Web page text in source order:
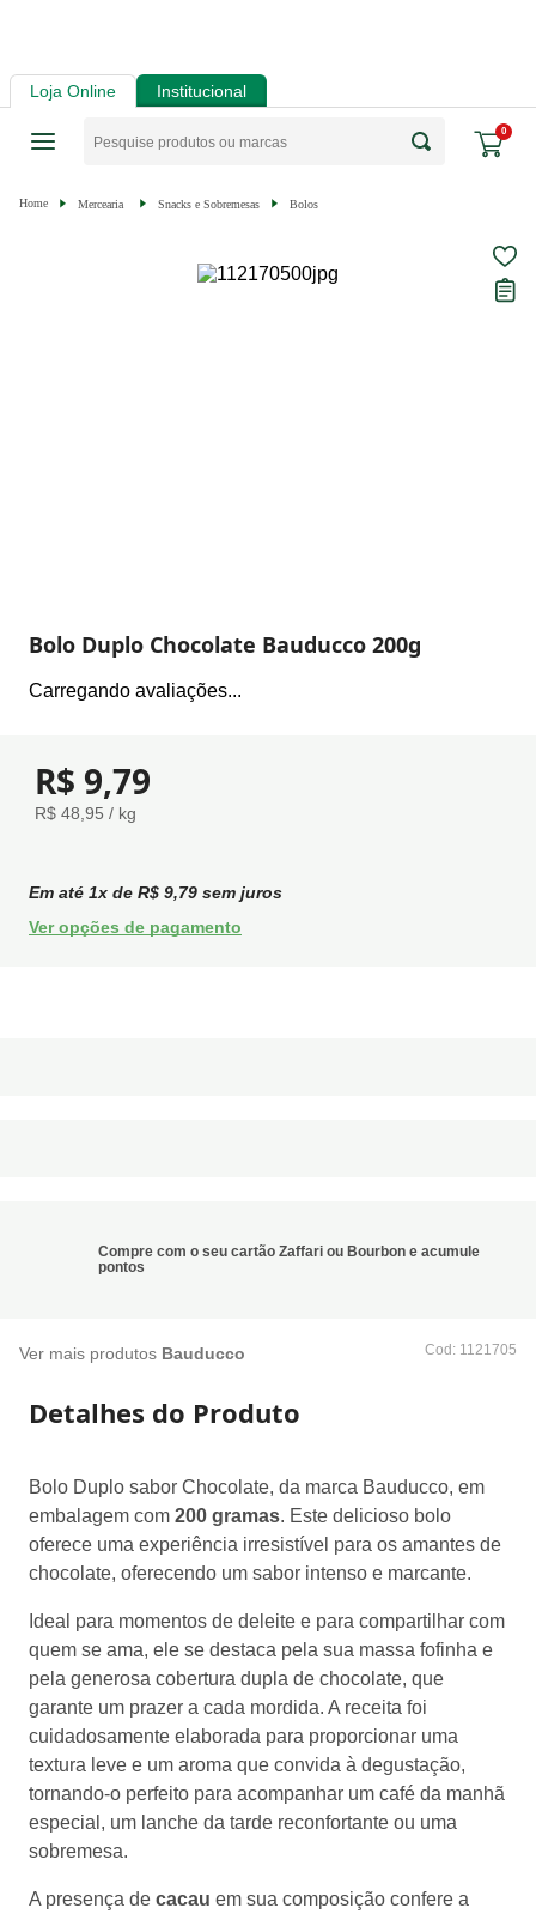
Loja Online Institucional
0
Mercearia Snacks e Sobremesas Bolos
Bolo Duplo Chocolate Bauducco 200g
Carregando avaliações...
R$ 9,79
R$ 48,95 / kg
Em até 1x de R$ 9,79 sem juros
Ver opções de pagamento
Compre com o seu cartão Zaffari ou Bourbon e acumule
pontos
Ver mais produtos Bauducco :1121705
Detalhes do Produto
Bolo Duplo sabor Chocolate, da marca Bauducco, em
embalagem com200 gramas. Este delicioso bolo oferece
uma experiência irresistível para os amantes de chocolate,
oferecendo um sabor intenso e marcante.
Ideal para momentos de deleite e para compartilhar com
quem se ama, ele se destaca pela sua massa fofinha e
pela generosa cobertura dupla de chocolate, que garante
um prazer a cada mordida. A receita foi cuidadosamente
elaborada para proporcionar uma textura leve e um
aroma que convida à degustação, tornando-o perfeito
para acompanhar um café da manhã especial, um lanche
da tarde reconfortante ou uma sobremesa.
profundidade e a riqueza de sabor que caracterizam um